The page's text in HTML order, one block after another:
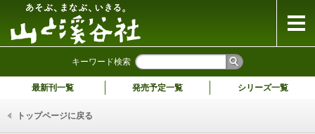
キーワード検索
最新刊一覧 発売予定一覧 シリーズ一覧
トップページに戻る